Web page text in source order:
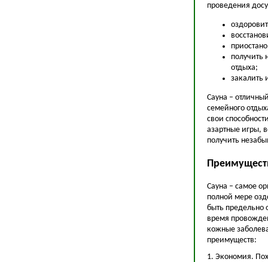
проведения
получить
отдыха;
закалить
Сауна –
семейного
свои
азартные игры,
получить
Сауна – самое
полной мере
быть предельно
время
кожные
преимуществ:
1. Экономия.